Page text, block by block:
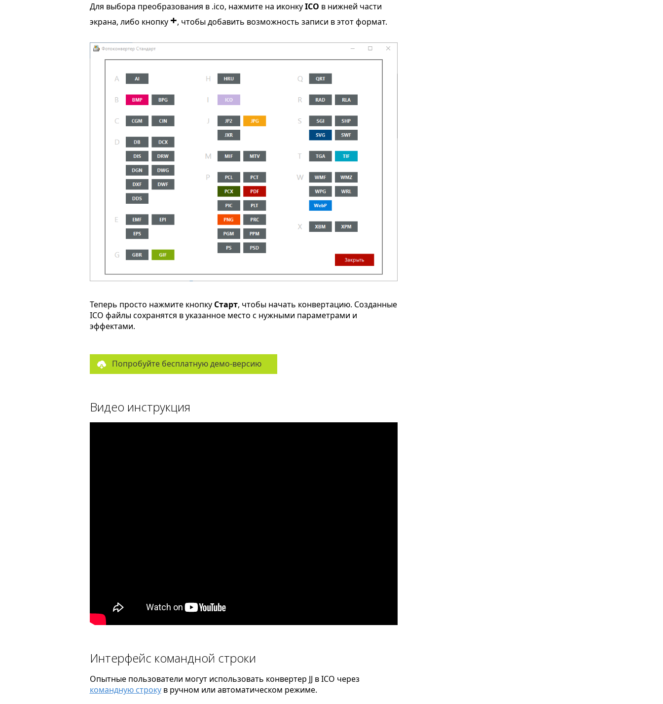
Для выбора преобразования в .ico, нажмите на иконкуICO в нижней части
экрана, либо кнопку +, чтобы добавить возможность записи в этот формат.
Теперь просто нажмите кнопку Старт, чтобы начать конвертацию. Созданные
ICO файлы сохранятся в указанное место с нужными параметрами и
эффектами.
Попробуйте бесплатную демо-версию
Видео инструкция
Интерфейс командной строки
Опытные пользователи могут использовать конвертер JJ в ICO через
командную строкув ручном или автоматическом режиме.